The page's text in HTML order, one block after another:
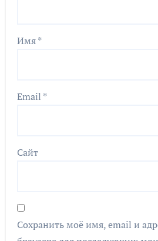
Имя*
Email *
Сайт
Сохранить моё имя, email и